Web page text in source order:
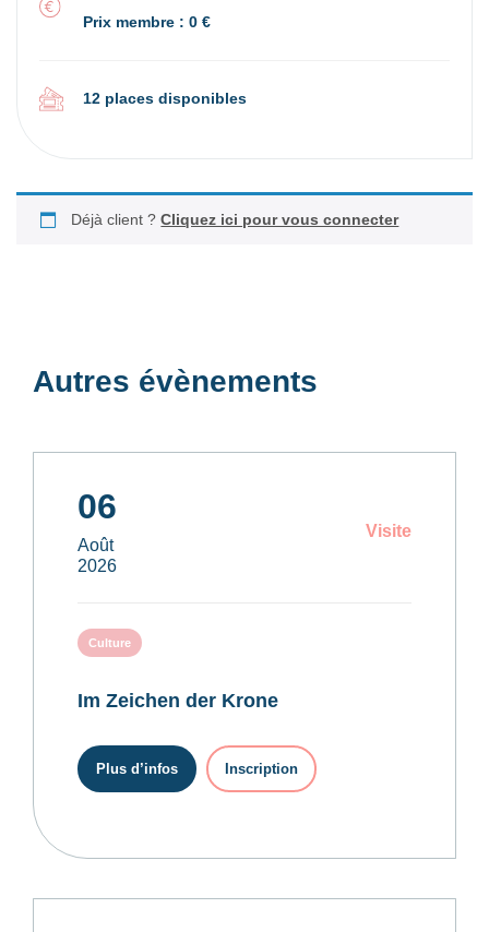
Prix membre : 0 €
12 places disponibles
Déjà client ?Cliquez ici pour vous connecter
Autres évènements
06
Août
2026
Visite
Culture
Im Zeichen der Krone
Plus d’infos Inscription